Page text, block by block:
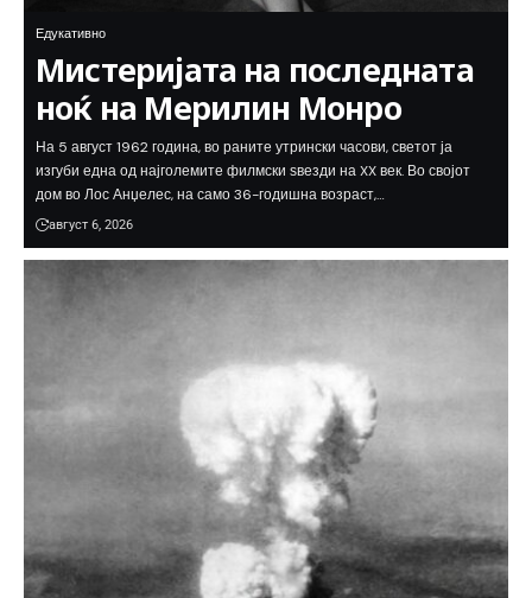
Едукативно
Мистеријата на последната
ноќ на Мерилин Монро
На 5 август 1962 година, во раните утрински часови, светот ја
изгуби една од најголемите филмски ѕвезди на XX век. Во својот
дом во Лос Анџелес, на само 36-годишна возраст,…
август 6, 2026